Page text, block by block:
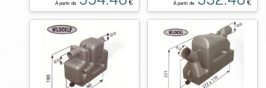
À partir de € À partir de €